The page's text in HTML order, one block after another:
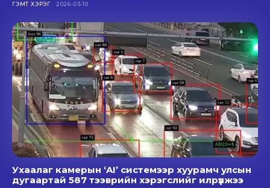
ГЭМТ ХЭРЭГ 2026-03-10
Ухаалаг камерын ‘AI’ системээр хуурамч улсын
дугаартай 587 тээврийн хэрэгслийг илрүүлжээ